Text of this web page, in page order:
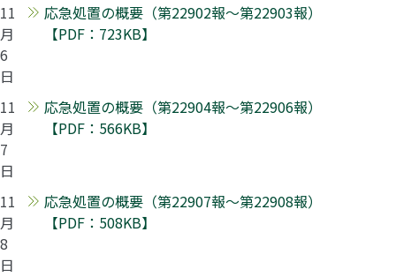
11
月
6
日
応急処置の概要（第22902報～第22903報）
【PDF：723KB】
11
月
7
日
応急処置の概要（第22904報～第22906報）
【PDF：566KB】
11
月
8
日
応急処置の概要（第22907報～第22908報）
【PDF：508KB】